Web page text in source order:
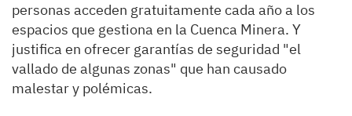
personas acceden gratuitamente cada año a los
espacios que gestiona en la Cuenca Minera. Y
justifica en ofrecer garantías de seguridad "el
vallado de algunas zonas" que han causado
malestar y polémicas.